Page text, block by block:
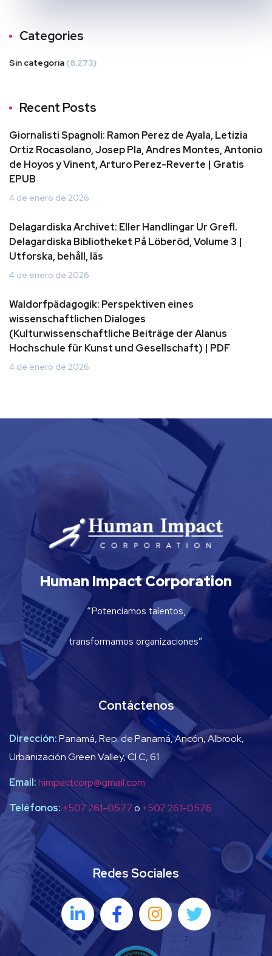
Categories
Sin categoría (8.273)
Recent Posts
Giornalisti Spagnoli: Ramon Perez de Ayala, Letizia
Ortiz Rocasolano, Josep Pla, Andres Montes, Antonio
de Hoyos y Vinent, Arturo Perez-Reverte | Gratis
EPUB
4 de enero de 2026
Delagardiska Archivet: Eller Handlingar Ur Grefl.
Delagardiska Bibliotheket På Löberöd, Volume 3 |
Utforska, behåll, läs
4 de enero de 2026
Waldorfpädagogik: Perspektiven eines
wissenschaftlichen Dialoges
(Kulturwissenschaftliche Beiträge der Alanus
Hochschule für Kunst und Gesellschaft) | PDF
4 de enero de 2026
Human Impact Corporation
“Potenciamos talentos,
transformamos organizaciones”
Contáctenos
Dirección:Panamá, Rep. de Panamá, Ancón, Albrook,
Urbanización Green Valley, Cl C, 61
Email:himpactcorp@gmail.com
Teléfonos: +507 261-0577o +507 261-0576
Redes Sociales